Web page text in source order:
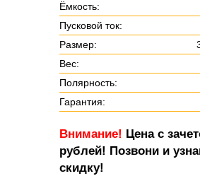
Ёмкость:
Пусковой ток:
Размер:
Вес:
Полярность:
Гарантия:
Внимание! Цена с
рублей! Позвони и
скидку!